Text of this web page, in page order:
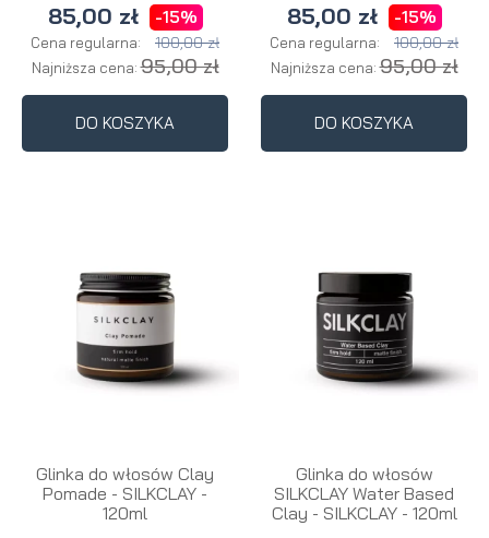
85,00 zł -15%
Cena regularna: 100,00 zł
Najniższa cena:95,00 zł
DO KOSZYKA
85,00 zł -15%
Cena regularna: 100,00 zł
Najniższa cena:95,00 zł
DO KOSZYKA
Glinka do włosów Clay
Pomade - SILKCLAY -
120ml
Glinka do włosów
SILKCLAY Water Based
Clay - SILKCLAY - 120ml